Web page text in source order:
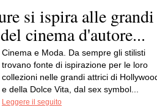
si ispira alle grandi
cinema d'autore...
Cinema e Moda. Da sempre gli stilisti
trovano fonte di ispirazione per le loro
collezioni nelle grandi attrici di
e della Dolce Vita, dal sex symbol...
Leggere il seguito